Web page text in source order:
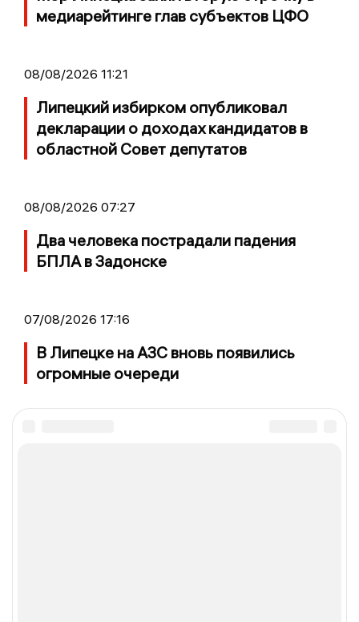
медиарейтинге глав субъектов ЦФО
08/08/2026 11:21
Липецкий избирком опубликовал
декларации о доходах кандидатов в
областной Совет депутатов
08/08/2026 07:27
Два человека пострадали падения
БПЛА в Задонске
07/08/2026 17:16
В Липецке на АЗС вновь появились
огромные очереди